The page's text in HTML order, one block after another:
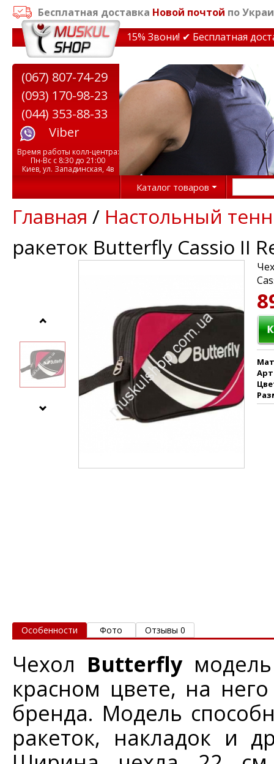
Бесплатная доставка Новой почтой по
на тренажеры до 15% Звони! ✔ Бесплатная
(067) 807-74-29
(093) 170-98-23
(044) 353-88-33
Viber
Время работы колл-центра:
Пн-Вс с 8:30 до 21:00
Киев, ул. Западинская, 4в
Каталог товаров
Главная / Настольный
ракеток Butterfly Cassio II
Особенности Фото Отзывы 0
Чехол Butterfly
красном цвете, на
бренда. Модель
ракеток, накладок и